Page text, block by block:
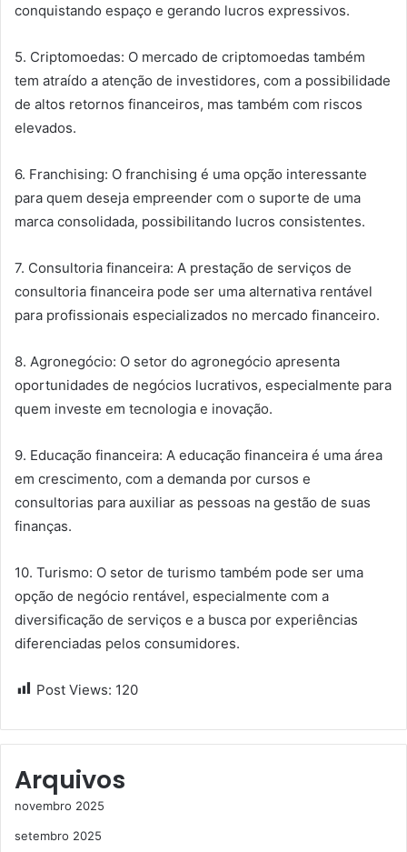
conquistando espaço e gerando lucros expressivos.
5. Criptomoedas: O mercado de criptomoedas também
tem atraído a atenção de investidores, com a possibilidade
de altos retornos financeiros, mas também com riscos
elevados.
6. Franchising: O franchising é uma opção interessante
para quem deseja empreender com o suporte de uma
marca consolidada, possibilitando lucros consistentes.
7. Consultoria financeira: A prestação de serviços de
consultoria financeira pode ser uma alternativa rentável
para profissionais especializados no mercado financeiro.
8. Agronegócio: O setor do agronegócio apresenta
oportunidades de negócios lucrativos, especialmente para
quem investe em tecnologia e inovação.
9. Educação financeira: A educação financeira é uma área
em crescimento, com a demanda por cursos e
consultorias para auxiliar as pessoas na gestão de suas
finanças.
10. Turismo: O setor de turismo também pode ser uma
opção de negócio rentável, especialmente com a
diversificação de serviços e a busca por experiências
diferenciadas pelos consumidores.
Post Views: 120
Arquivos
novembro 2025
setembro 2025